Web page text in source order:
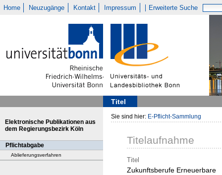
Home Neuzugänge Kontakt Impressum Erweiterte Suche
Titel
Elektronische Publikationen aus
dem Regierungsbezirk Köln
Pflichtabgabe
Ablieferungsverfahren
Sie sind hier: E-Pflicht-Sammlung
Titelaufnahme
Titel
Zukunftsberufe Erneuerbare